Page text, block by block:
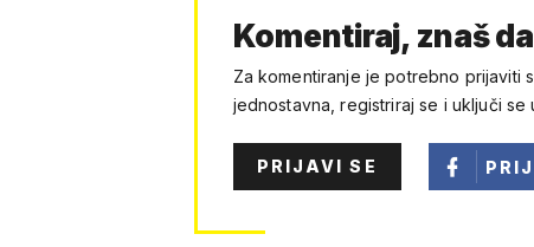
Komentiraj, znaš
Za komentiranje je potrebno prijaviti
jednostavna, registriraj se i uključi se
PRIJAVI SE